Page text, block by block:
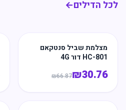
לכל הדילים←
מצלמת שביל סנטקאם
HC-801 דור 4G
₪30.76
₪66.87